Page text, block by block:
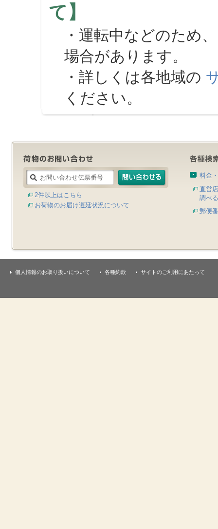
て】
・運転中などのため
場合があります。
・詳しくは各地域の
ください。
2件以上はこちら
お荷物のお届け遅延状況について
料金
直営
調べる
郵便
個人情報のお取り扱いについて 各種約款 サイトのご利用にあたって